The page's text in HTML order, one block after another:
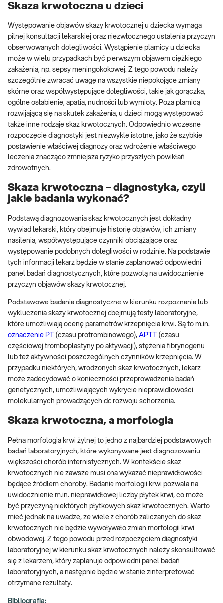
Skaza krwotoczna u dzieci
Występowanie objawów skazy krwotocznej u dziecka wymaga
pilnej konsultacji lekarskiej oraz niezwłocznego ustalenia przyczyn
obserwowanych dolegliwości. Wystąpienie plamicy u dziecka
może w wielu przypadkach być pierwszym objawem ciężkiego
zakażenia, np. sepsy meningokokowej. Z tego powodu należy
szczególnie zwracać uwagę na wszystkie niepokojące zmiany
skórne oraz współwystępujące dolegliwości, takie jak gorączka,
ogólne osłabienie, apatia, nudności lub wymioty. Poza plamicą
rozwijającą się na skutek zakażenia, u dzieci mogą występować
także inne rodzaje skaz krwotocznych. Odpowiednio wczesne
rozpoczęcie diagnostyki jest niezwykle istotne, jako że szybkie
postawienie właściwej diagnozy oraz wdrożenie właściwego
leczenia znacząco zmniejsza ryzyko przyszłych powikłań
zdrowotnych.
Skaza krwotoczna – diagnostyka, czyli
jakie badania wykonać?
Podstawą diagnozowania skaz krwotocznych jest dokładny
wywiad lekarski, który obejmuje historię objawów, ich zmiany
nasilenia, współwystępujące czynniki obciążające oraz
występowanie podobnych dolegliwości w rodzinie. Na podstawie
tych informacji lekarz będzie w stanie zaplanować odpowiedni
panel badań diagnostycznych, które pozwolą na uwidocznienie
przyczyn objawów skazy krwotocznej.
Podstawowe badania diagnostyczne w kierunku rozpoznania lub
wykluczenia skazy krwotocznej obejmują testy laboratoryjne,
które umożliwiają ocenę parametrów krzepnięcia krwi. Są to m.in.
oznaczenie PT (czasu protrombinowego), APTT (czasu
częściowej tromboplastyny po aktywacji), stężenia fibrynogenu
lub też aktywności poszczególnych czynników krzepnięcia. W
przypadku niektórych, wrodzonych skaz krwotocznych, lekarz
może zadecydować o konieczności przeprowadzenia badań
genetycznych, umożliwiających wykrycie nieprawidłowości
molekularnych prowadzących do rozwoju schorzenia.
Skaza krwotoczna, a morfologia
Pełna morfologia krwi żylnej to jedno z najbardziej podstawowych
badań laboratoryjnych, które wykonywane jest diagnozowaniu
większości chorób internistycznych. W kontekście skaz
krwotocznych nie zawsze musi ona wykazać nieprawidłowości
będące źródłem choroby. Badanie morfologii krwi pozwala na
uwidocznienie m.in. nieprawidłowej liczby płytek krwi, co może
być przyczyną niektórych płytkowych skaz krwotocznych. Warto
mieć jednak na uwadze, że wiele z chorób zaliczanych do skaz
krwotocznych nie będzie wywoływało zmian morfologii krwi
obwodowej. Z tego powodu przed rozpoczęciem diagnostyki
laboratoryjnej w kierunku skaz krwotocznych należy skonsultować
się z lekarzem, który zaplanuje odpowiedni panel badań
laboratoryjnych, a następnie będzie w stanie zinterpretować
otrzymane rezultaty.
Bibliografia: